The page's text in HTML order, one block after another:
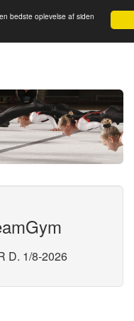
bedste oplevelse af siden
D. 1/8-2026